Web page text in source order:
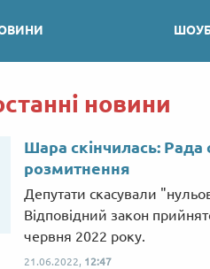
новини
Шара скінчилась: Рада
розмитнення
Депутати скасували
Відповідний закон
червня 2022 року.
21.06.2022, 12:47